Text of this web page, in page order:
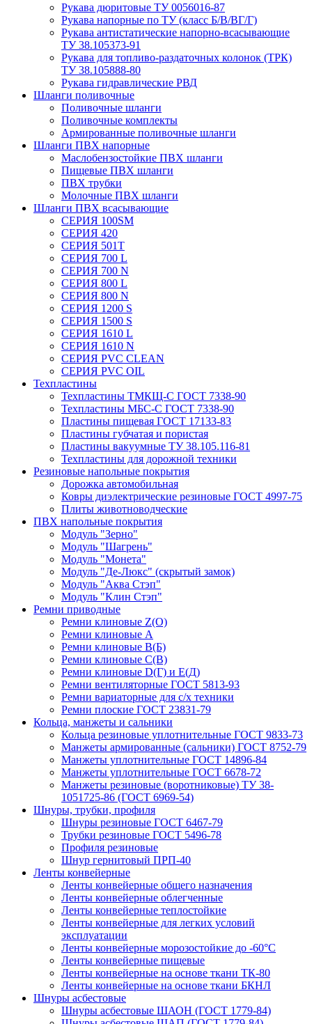
Рукава дюритовые ТУ 0056016-87
Рукава напорные по ТУ (класс Б/В/ВГ/Г)
Рукава антистатические напорно-всасывающие
ТУ 38.105373-91
Рукава для топливо-раздаточных колонок (ТРК)
ТУ 38.105888-80
Рукава гидравлические РВД
Шланги поливочные
Поливочные шланги
Поливочные комплекты
Армированные поливочные шланги
Шланги ПВХ напорные
Маслобензостойкие ПВХ шланги
Пищевые ПВХ шланги
ПВХ трубки
Молочные ПВХ шланги
Шланги ПВХ всасывающие
СЕРИЯ 100SM
СЕРИЯ 420
СЕРИЯ 501T
СЕРИЯ 700 L
СЕРИЯ 700 N
СЕРИЯ 800 L
СЕРИЯ 800 N
СЕРИЯ 1200 S
СЕРИЯ 1500 S
СЕРИЯ 1610 L
СЕРИЯ 1610 N
СЕРИЯ PVC CLEAN
СЕРИЯ PVC OIL
Техпластины
Техпластины ТМКЩ-С ГОСТ 7338-90
Техпластины МБС-С ГОСТ 7338-90
Пластины пищевая ГОСТ 17133-83
Пластины губчатая и пористая
Пластины вакуумные ТУ 38.105.116-81
Техпластины для дорожной техники
Резиновые напольные покрытия
Дорожка автомобильная
Ковры диэлектрические резиновые ГОСТ 4997-75
Плиты животноводческие
ПВХ напольные покрытия
Модуль "Зерно"
Модуль "Шагрень"
Модуль "Монета"
Модуль "Де-Люкс" (скрытый замок)
Модуль "Аква Стэп"
Модуль "Клин Стэп"
Ремни приводные
Ремни клиновые Z(О)
Ремни клиновые А
Ремни клиновые В(Б)
Ремни клиновые С(В)
Ремни клиновые D(Г) и Е(Д)
Ремни вентиляторные ГОСТ 5813-93
Ремни вариаторные для с/х техники
Ремни плоские ГОСТ 23831-79
Кольца, манжеты и сальники
Кольца резиновые уплотнительные ГОСТ 9833-73
Манжеты армированные (сальники) ГОСТ 8752-79
Манжеты уплотнительные ГОСТ 14896-84
Манжеты уплотнительные ГОСТ 6678-72
Манжеты резиновые (воротниковые) ТУ 38-
1051725-86 (ГОСТ 6969-54)
Шнуры, трубки, профиля
Шнуры резиновые ГОСТ 6467-79
Трубки резиновые ГОСТ 5496-78
Профиля резиновые
Шнур гернитовый ПРП-40
Ленты конвейерные
Ленты конвейерные общего назначения
Ленты конвейерные облегченные
Ленты конвейерные теплостойкие
Ленты конвейерные для легких условий
эксплуатации
Ленты конвейерные морозостойкие до -60°С
Ленты конвейерные пищевые
Ленты конвейерные на основе ткани ТК-80
Ленты конвейерные на основе ткани БКНЛ
Шнуры асбестовые
Шнуры асбестовые ШАОН (ГОСТ 1779-84)